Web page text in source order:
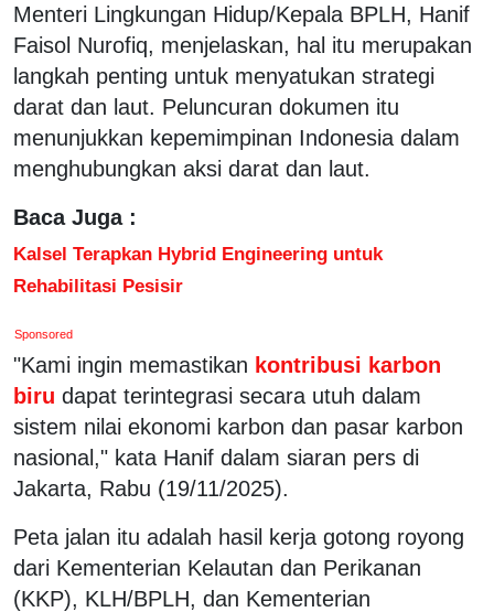
Menteri Lingkungan Hidup/Kepala BPLH, Hanif
Faisol Nurofiq, menjelaskan, hal itu merupakan
langkah penting untuk menyatukan strategi
darat dan laut. Peluncuran dokumen itu
menunjukkan kepemimpinan Indonesia dalam
menghubungkan aksi darat dan laut.
Baca Juga :
Kalsel Terapkan Hybrid Engineering untuk
Rehabilitasi Pesisir
Sponsored
"Kami ingin memastikan kontribusi karbon
biru dapat terintegrasi secara utuh dalam
sistem nilai ekonomi karbon dan pasar karbon
nasional," kata Hanif dalam siaran pers di
Jakarta, Rabu (19/11/2025).
Peta jalan itu adalah hasil kerja gotong royong
dari Kementerian Kelautan dan Perikanan
(KKP), KLH/BPLH, dan Kementerian